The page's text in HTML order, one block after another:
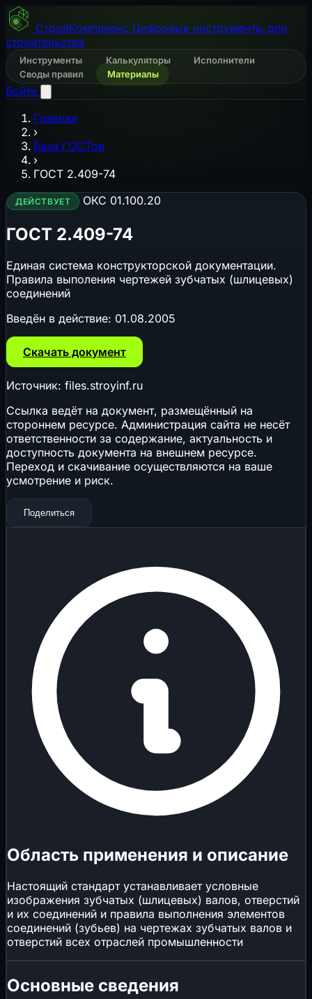
СтройКомплаенс Цифровые инструменты для
строительства
Инструменты Калькуляторы
Исполнители
Своды правил
Материалы
Войти
Главная
›
База ГОСТов
›
ГОСТ 2.409-74
ДЕЙСТВУЕТ ОКС 01.100.20
ГОСТ 2.409-74
Единая система конструкторской документации.
Правила выполения чертежей зубчатых (шлицевых)
соединений
Введён в действие: 01.08.2005
Скачать документ
Источник: files.stroyinf.ru
Ссылка ведёт на документ, размещённый на
стороннем ресурсе. Администрация сайта не несёт
ответственности за содержание, актуальность и
доступность документа на внешнем ресурсе.
Переход и скачивание осуществляются на ваше
усмотрение и риск.
Поделиться
Область применения и описание
Настоящий стандарт устанавливает условные
изображения зубчатых (шлицевых) валов, отверстий
и их соединений и правила выполнения элементов
соединений (зубьев) на чертежах зубчатых валов и
отверстий всех отраслей промышленности
Основные сведения